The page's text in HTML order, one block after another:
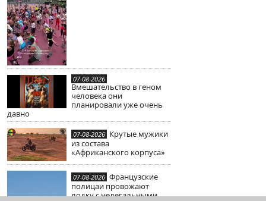
07-08-2026
Вмешательство в геном
человека они
планировали уже очень
давно
07-08-2026 Крутые мужики
из состава
«Африканского корпуса»
07-08-2026 Французские
полицаи провожают
лодку с нелегальными